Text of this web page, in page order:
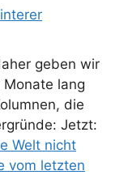
geben wir
lang
die
Jetzt:
Welt nicht
vom letzten